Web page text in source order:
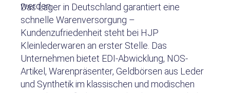
werden.
Das Lager in Deutschland garantiert eine
schnelle Warenversorgung –
Kundenzufriedenheit steht bei HJP
Kleinlederwaren an erster Stelle. Das
Unternehmen bietet EDI-Abwicklung, NOS-
Artikel, Warenpräsenter, Geldbörsen aus Leder
und Synthetik im klassischen und modischen